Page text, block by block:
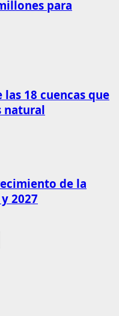
para
18 cuencas que
natural
de la
2027